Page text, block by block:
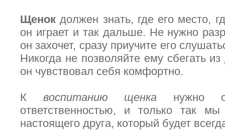
Щенок должен знать, где его место,
он играет и так дальше. Не нужно
он захочет, сразу приучите его
Никогда не позволяйте ему сбегать
он чувствовал себя комфортно.
К воспитанию щенка нужно
ответственностью, и только так
настоящего друга, который будет